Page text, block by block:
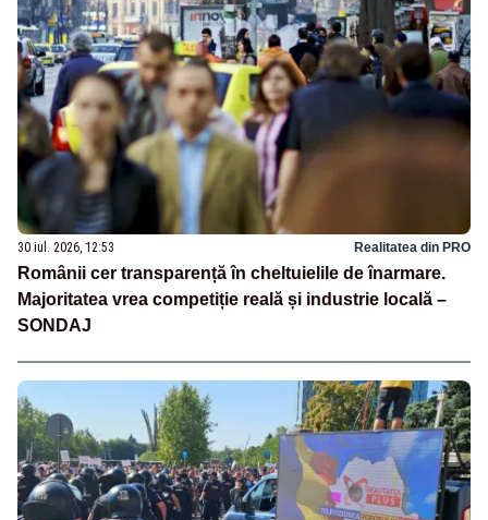
30 iul. 2026, 12:53 Realitatea din PRO
Românii cer transparență în cheltuielile de înarmare.
Majoritatea vrea competiție reală și industrie locală –
SONDAJ